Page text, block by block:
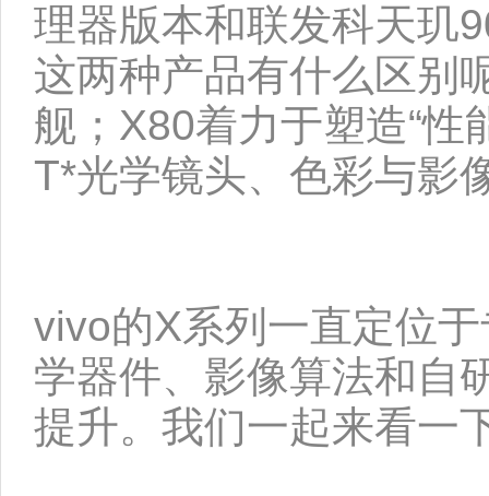
理器版本和联发科天玑
这两种产品有什么区别
舰；X80着力于塑造“性
T*光学镜头、色彩与影
vivo的X系列一直定位
学器件、影像算法和自
提升。我们一起来看一